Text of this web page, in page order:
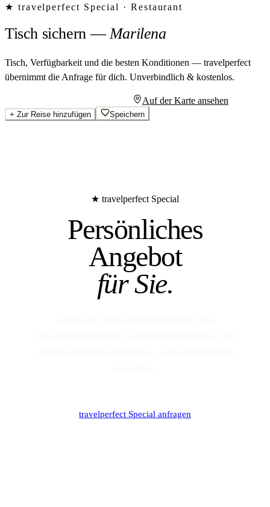
★ travelperfect Special · Restaurant
Tisch sichern—Marilena
Tisch, Verfügbarkeit und die besten Konditionen — travelperfect
übernimmt die Anfrage für dich. Unverbindlich & kostenlos.
Auf der Karte ansehen
+ Zur Reise hinzufügen Speichern
★ travelperfect Special
Persönliches
Angebot
für Sie.
travelperfect Special anfragen